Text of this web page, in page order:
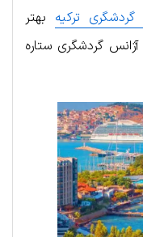
گردشگری ترکیه بهتر
آژانس گردشگری ستاره